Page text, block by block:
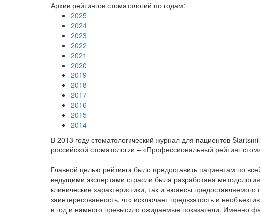
Архив рейтингов стоматологий по годам:
2025
2024
2023
2022
2021
2020
2019
2018
2017
2016
2015
2014
В 2013 году стоматологический журнал для пациентов
российской стоматологии – «Профессиональный рейтинг
Главной целью рейтинга было предоставить пациентам по
ведущими экспертами отрасли была разработана
клинические характеристики, так и нюансы
заинтересованность, что исключает предвзятость и
в год и намного превысило ожидаемые показатели. Именно